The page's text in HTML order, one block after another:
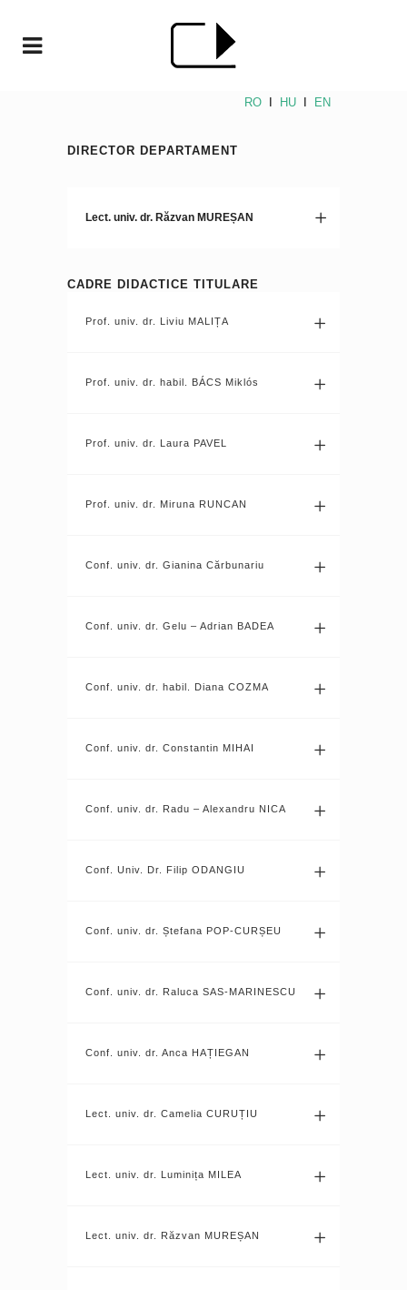
RO HU EN
DIRECTOR DEPARTAMENT
Lect. univ. dr. Răzvan MUREȘAN
CADRE DIDACTICE TITULARE
Prof. univ. dr. Liviu MALIȚA
Prof. univ. dr. habil. BÁCS Miklós
Prof. univ. dr. Laura PAVEL
Prof. univ. dr. Miruna RUNCAN
Conf. univ. dr. Gianina Cărbunariu
Conf. univ. dr. Gelu – Adrian BADEA
Conf. univ. dr. habil. Diana COZMA
Conf. univ. dr. Constantin MIHAI
Conf. univ. dr. Radu – Alexandru NICA
Conf. Univ. Dr. Filip ODANGIU
Conf. univ. dr. Ștefana POP-CURȘEU
Conf. univ. dr. Raluca SAS-MARINESCU
Conf. univ. dr. Anca HAȚIEGAN
Lect. univ. dr. Camelia CURUȚIU
Lect. univ. dr. Luminița MILEA
Lect. univ. dr. Răzvan MUREȘAN